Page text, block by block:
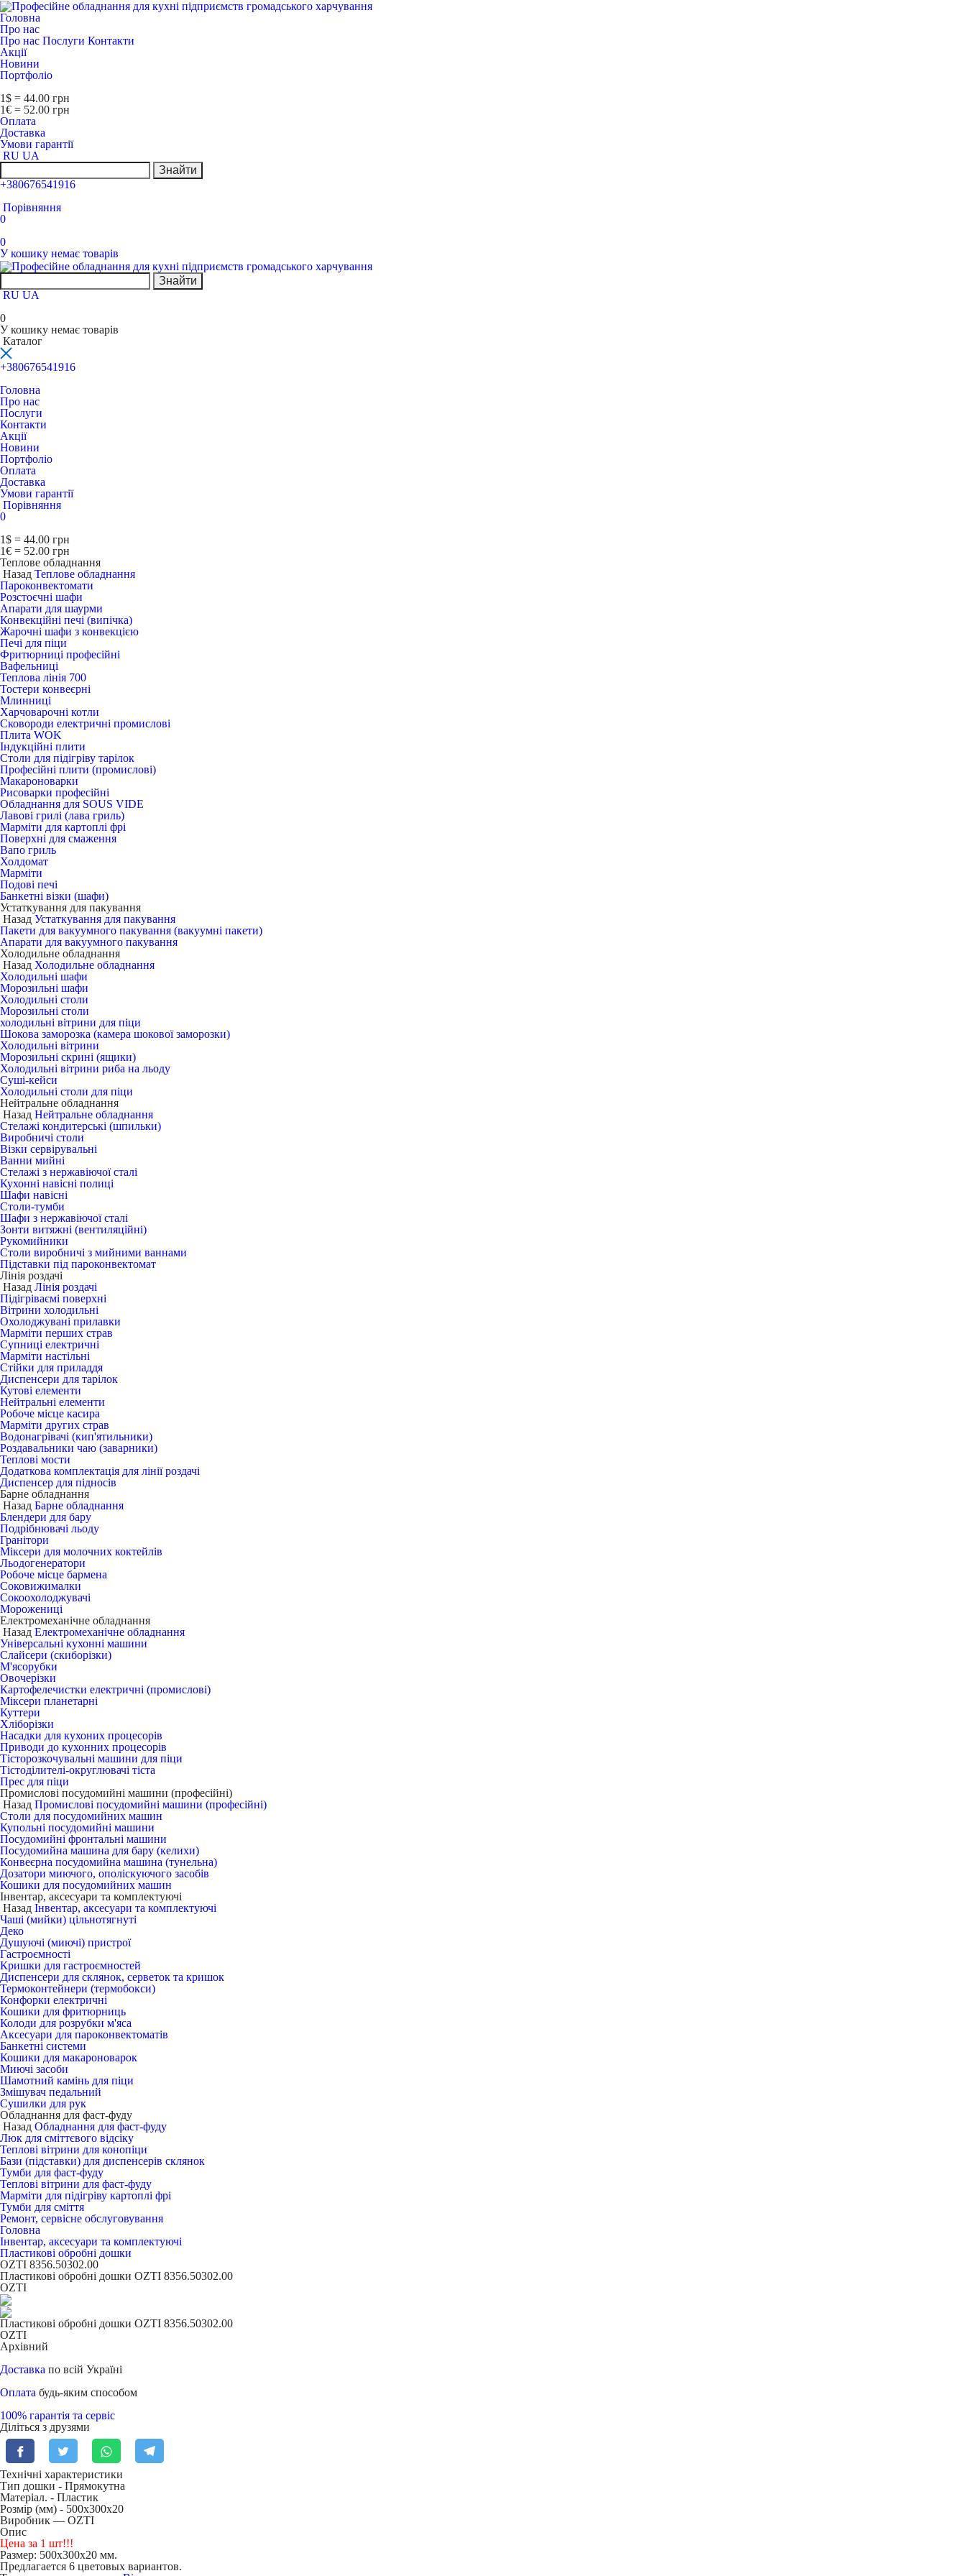
Головна
Про нас
Про нас Послуги Контакти
Акції
Новини
Портфоліо
1$ = 44.00 грн
1€ = 52.00 грн
Оплата
Доставка
Умови гарантії
RU UA
Знайти
+380676541916
Порівняння
0
0
У кошику немає товарів
Знайти
RU UA
0
У кошику немає товарів
Каталог
+380676541916
Головна
Про нас
Послуги
Контакти
Акції
Новини
Портфоліо
Оплата
Доставка
Умови гарантії
Порівняння
0
1$ = 44.00 грн
1€ = 52.00 грн
Теплове обладнання
Назад Теплове обладнання
Пароконвектомати
Розстоєчні шафи
Апарати для шаурми
Конвекційні печі (випічка)
Жарочні шафи з конвекцією
Печі для піци
Фритюрниці професійні
Вафельниці
Теплова лінія 700
Тостери конвеєрні
Млинниці
Харчоварочні котли
Сковороди електричні промислові
Плита WOK
Індукційні плити
Столи для підігріву тарілок
Професійні плити (промислові)
Макароноварки
Рисоварки професійні
Обладнання для SOUS VIDE
Лавові грилі (лава гриль)
Марміти для картоплі фрі
Поверхні для смаження
Вапо гриль
Холдомат
Марміти
Подові печі
Банкетні візки (шафи)
Устаткування для пакування
Назад Устаткування для пакування
Пакети для вакуумного пакування (вакуумні пакети)
Апарати для вакуумного пакування
Холодильне обладнання
Назад Холодильне обладнання
Холодильні шафи
Морозильні шафи
Холодильні столи
Морозильні столи
холодильні вітрини для піци
Шокова заморозка (камера шокової заморозки)
Холодильні вітрини
Морозильні скрині (ящики)
Холодильні вітрини риба на льоду
Суші-кейси
Холодильні столи для піци
Нейтральне обладнання
Назад Нейтральне обладнання
Стелажі кондитерські (шпильки)
Виробничі столи
Візки сервірувальні
Ванни мийні
Стелажі з нержавіючої сталі
Кухонні навісні полиці
Шафи навісні
Столи-тумби
Шафи з нержавіючої сталі
Зонти витяжні (вентиляційні)
Рукомийники
Столи виробничі з мийними ваннами
Підставки під пароконвектомат
Лінія роздачі
Назад Лінія роздачі
Підігріваємі поверхні
Вітрини холодильні
Охолоджувані прилавки
Марміти перших страв
Супниці електричні
Марміти настільні
Стійки для приладдя
Диспенсери для тарілок
Кутові елементи
Нейтральні елементи
Робоче місце касира
Марміти других страв
Водонагрівачі (кип'ятильники)
Роздавальники чаю (заварники)
Теплові мости
Додаткова комплектація для лінії роздачі
Диспенсер для підносів
Барне обладнання
Назад Барне обладнання
Блендери для бару
Подрібнювачі льоду
Гранітори
Міксери для молочних коктейлів
Льодогенератори
Робоче місце бармена
Соковижималки
Сокоохолоджувачі
Морожениці
Електромеханічне обладнання
Назад Електромеханічне обладнання
Універсальні кухонні машини
Слайсери (скиборізки)
М'ясорубки
Овочерізки
Картофелечистки електричні (промислові)
Міксери планетарні
Куттери
Хліборізки
Насадки для кухоних процесорів
Приводи до кухонних процесорів
Тісторозкочувальні машини для піци
Тістоділителі-округлювачі тіста
Прес для піци
Промислові посудомийні машини (професійні)
Назад Промислові посудомийні машини (професійні)
Столи для посудомийних машин
Купольні посудомийні машини
Посудомийні фронтальні машини
Посудомийна машина для бару (келихи)
Конвеєрна посудомийна машина (тунельна)
Дозатори миючого, ополіскуючого засобів
Кошики для посудомийних машин
Інвентар, аксесуари та комплектуючі
Назад Інвентар, аксесуари та комплектуючі
Чаші (мийки) цільнотягнуті
Деко
Душуючі (миючі) пристрої
Гастроємності
Кришки для гастроємностей
Диспенсери для склянок, серветок та кришок
Термоконтейнери (термобокси)
Конфорки електричні
Кошики для фритюрниць
Колоди для розрубки м'яса
Аксесуари для пароконвектоматів
Банкетні системи
Кошики для макароноварок
Миючі засоби
Шамотний камінь для піци
Змішувач педальний
Сушилки для рук
Обладнання для фаст-фуду
Назад Обладнання для фаст-фуду
Люк для сміттєвого відсіку
Теплові вітрини для конопіци
Бази (підставки) для диспенсерів склянок
Тумби для фаст-фуду
Теплові вітрини для фаст-фуду
Марміти для підігріву картоплі фрі
Тумби для сміття
Ремонт, сервісне обслуговування
Головна
Інвентар, аксесуари та комплектуючі
Пластикові обробні дошки
OZTI 8356.50302.00
Пластикові обробні дошки OZTI 8356.50302.00
OZTI
Пластикові обробні дошки OZTI 8356.50302.00
OZTI
Архівний
Доставка по всій Україні
Оплата будь-яким способом
100% гарантія та сервіс
Діліться з друзями
Технічні характеристики
Тип дошки - Прямокутна
Матеріал. - Пластик
Розмір (мм) - 500х300х20
Виробник — OZTI
Опис
Цена за 1 шт!!!
Размер: 500х300х20 мм.
Предлагается 6 цветовых вариантов.